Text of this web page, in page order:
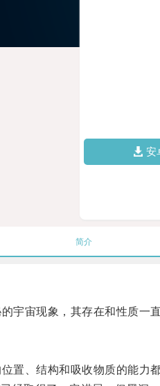
安
简介
宙现象，其存在和性质一直
、结构和吸收物质的能力都